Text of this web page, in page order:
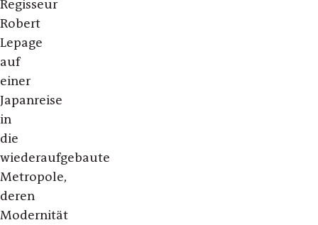
Regisseur
Robert
Lepage
auf
einer
Japanreise
in
die
wiederaufgebaute
Metropole,
deren
Modernität